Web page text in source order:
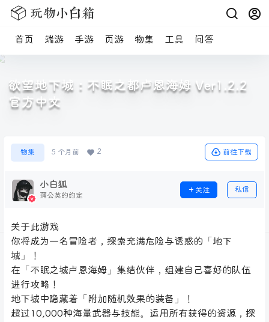
首页 端游 手游 页游 物集 工具 问答
欲望地下城：不眠之都卢恩海姆 Ver1.2.2
官方中文
物集 5 个月前 2 前往下载
小白狐
蒲公英的约定
关注 私信
关于此游戏
你将成为一名冒险者，探索充满危险与诱惑的「地下
城」！
在「不眠之城卢恩海姆」集结伙伴，组建自己喜好的队伍
进行攻略！
地下城中隐藏着「附加随机效果的装备」！
超过10,000种海量武器与技能。运用所有获得的资源，探